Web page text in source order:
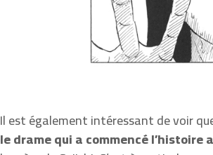
Il est également intéressant de voir
le drame qui a commencé l’histoire